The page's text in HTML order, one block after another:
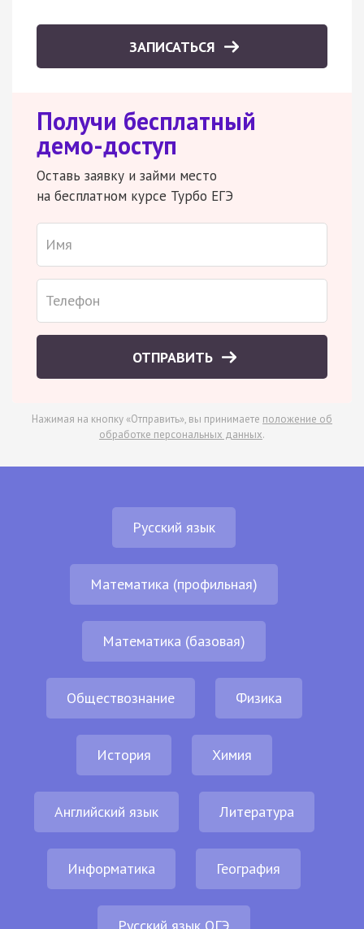
ЗАПИСАТЬСЯ
Получи бесплатный
демо-доступ
Оставь заявку и займи место
на бесплатном курсе Турбо ЕГЭ
ОТПРАВИТЬ
Нажимая на кнопку «Отправить», вы принимаете положение об
обработке персональных данных.
Русский язык
Математика (профильная)
Математика (базовая)
Обществознание Физика
История Химия
Английский язык Литература
Информатика География
Русский язык ОГЭ